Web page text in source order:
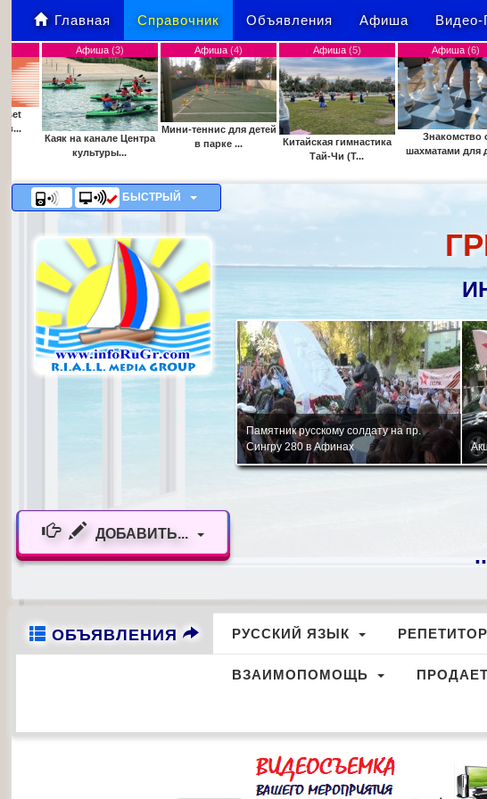
Главная Справочник Объявления Афиша Видео-
канале Центра
Мини-теннис для детей
в парке ...
Китайская гимнастика
Знакомство с
шахматами для дет...
Йога
БЫСТРЫЙ
Танцевальный коллектив Центра
русского языка "Союз" г. Патры.
ДОБАВИТЬ...
ОБЪЯВЛЕНИЯ РУССКИЙ ЯЗЫК
ВЗАИМОПОМОЩЬ